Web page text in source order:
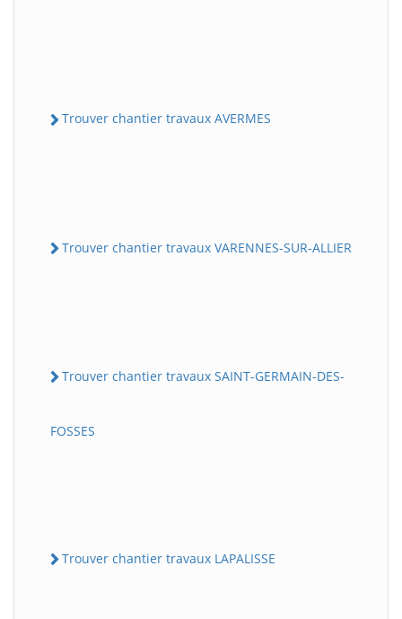
Trouver chantier travaux AVERMES
Trouver chantier travaux VARENNES-SUR-ALLIER
Trouver chantier travaux SAINT-GERMAIN-DES-
FOSSES
Trouver chantier travaux LAPALISSE